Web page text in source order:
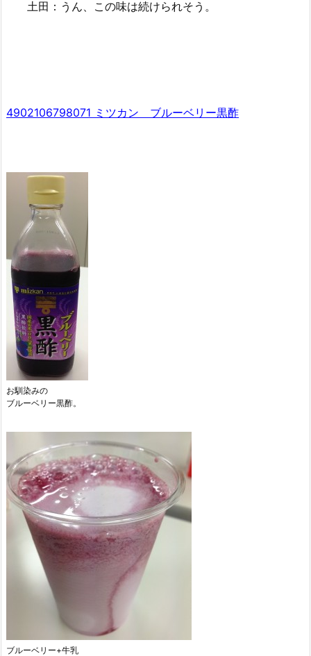
土田：うん、この味は続けられそう。
4902106798071 ミツカン ブルーベリー黒酢
お馴染みの
ブルーベリー黒酢。
ブルーベリー+牛乳